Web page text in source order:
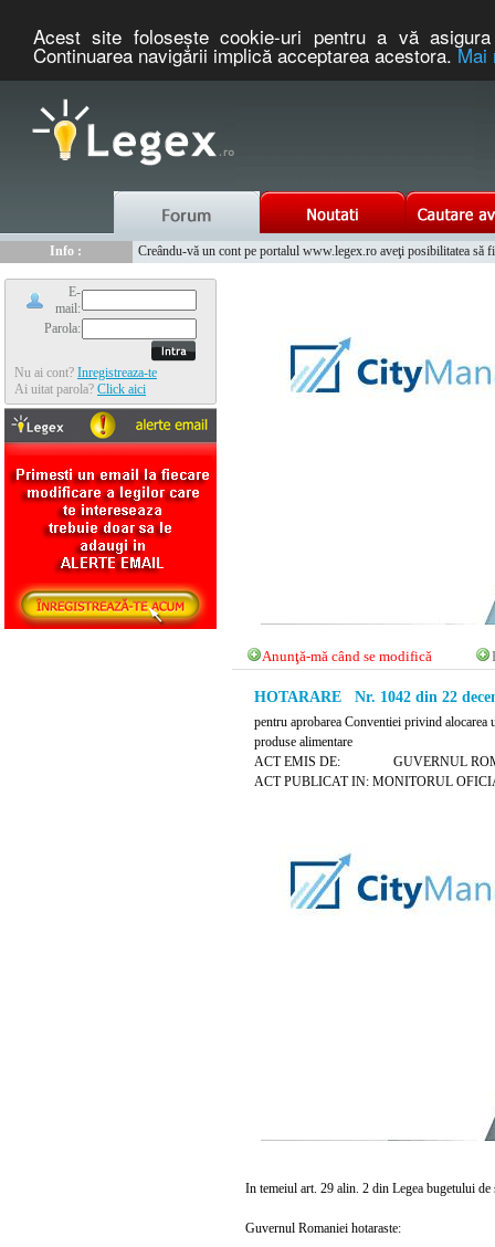
Acest site foloseşte cookie-uri pentru a vă
Continuarea navigării implică acceptarea acestora.Mai
Info :
Creându-vă un cont pe portalul www.legex.ro aveţi posibilitatea să
E-
mail:
Parola:
Nu ai cont? Inregistreaza-te
Ai uitat parola? Click aici
Anunţă-mă când se modifică
HOTARARE Nr. 1042 din 22
pentru aprobarea Conventiei privind
produse alimentare
ACT EMIS DE: GUVERNUL
ACT PUBLICAT IN: MONITORUL
In temeiul art. 29 alin. 2 din Legea bugetului de
Guvernul Romaniei hotaraste: